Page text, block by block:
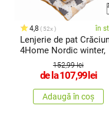
4,8 52x în
Lenjerie de pat
4Home Nordic winter,
152,99 lei
de la107,99lei
Adaugă în coș